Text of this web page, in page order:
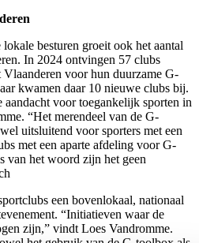
besturen groeit ook het aantal
In 2024 ontvingen 57 clubs
voor hun duurzame G-
kwamen daar 10 nieuwe clubs bij.
aandacht voor toegankelijk sporten in
“Het merendeel van de G-
uitsluitend voor sporters met een
met een aparte afdeling voor G-
van het woord zijn het geen
een bovenlokaal, nationaal
“Initiatieven waar de
zijn,” vindt Loes Vandromme.